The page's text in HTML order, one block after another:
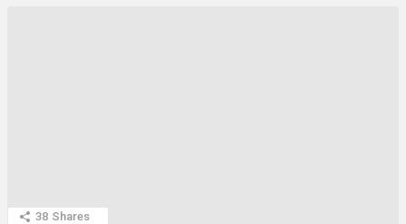
38 Shares